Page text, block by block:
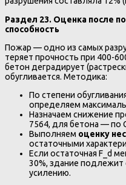
Раздел 23. Оценка после
способность
Пожар — одно из самых
теряет прочность при 400-
бетон деградирует
обугливается. Методика:
По степени
определяем
Назначаем снижение
7564, для бетона — по
Выполняем оценку
остаточными
Если остаточная F_d
30%, здание подлежит
усилению.